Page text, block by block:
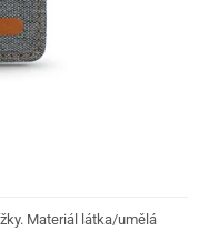
Materiál látka/umělá